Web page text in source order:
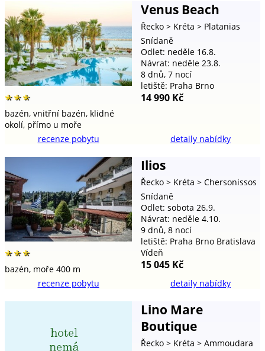
Venus Beach
Řecko> Kréta> Platanias
***
bazén, vnitřní bazén, klidné
okolí, přímo u moře
Snídaně
Odlet: neděle 16.8.
Návrat: neděle 23.8.
8 dnů, 7 nocí
letiště: Praha Brno
14 990 Kč
recenze pobytu detaily nabídky
Ilios
Řecko> Kréta> Chersonissos
***
bazén, moře 400 m
Snídaně
Odlet: sobota 26.9.
Návrat: neděle 4.10.
9 dnů, 8 nocí
letiště: Praha Brno Bratislava
Vídeň
15 045 Kč
recenze pobytu detaily nabídky
Lino Mare
Boutique
Řecko> Kréta> Ammoudara